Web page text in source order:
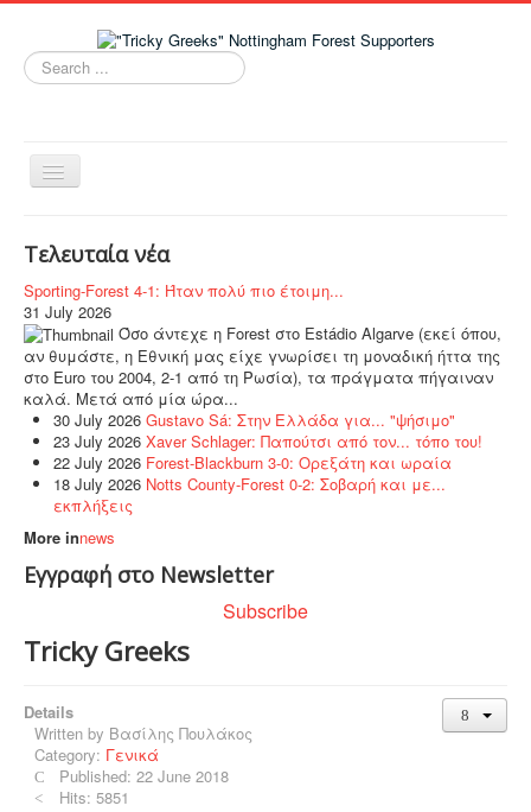
Search
...
Toggle
Navigation
Νέα
Ομάδα
Tricky Greeks
NFFC Women
Links
Live Chat!
Επικοινωνία
Τελευταία νέα
Sporting-Forest 4-1: Ήταν πολύ πιο έτοιμη...
31 July 2026
Όσο άντεχε η Forest στο Estádio Algarve (εκεί όπου,
αν θυμάστε, η Εθνική μας είχε γνωρίσει τη μοναδική ήττα της
στο Euro του 2004, 2-1 από τη Ρωσία), τα πράγματα πήγαιναν
καλά. Μετά από μία ώρα...
30 July 2026 Gustavo Sá: Στην Ελλάδα για... "ψήσιμο"
23 July 2026 Xaver Schlager: Παπούτσι από τον... τόπο του!
22 July 2026 Forest-Blackburn 3-0: Ορεξάτη και ωραία
18 July 2026 Notts County-Forest 0-2: Σοβαρή και με...
εκπλήξεις
More innews
Εγγραφή στο Newsletter
Subscribe
Tricky Greeks
Details
Written by Βασίλης Πουλάκος
Category: Γενικά
Published: 22 June 2018
Hits: 5851